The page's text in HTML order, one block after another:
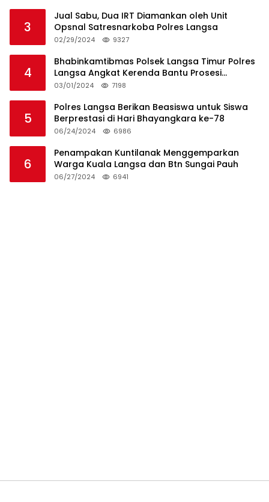
3
Jual Sabu, Dua IRT Diamankan oleh Unit
Opsnal Satresnarkoba Polres Langsa
02/29/2024 9327
4
Bhabinkamtibmas Polsek Langsa Timur Polres
Langsa Angkat Kerenda Bantu Prosesi
Pemakaman Warga
03/01/2024 7198
5
Polres Langsa Berikan Beasiswa untuk Siswa
Berprestasi di Hari Bhayangkara ke-78
06/24/2024 6986
6
Penampakan Kuntilanak Menggemparkan
Warga Kuala Langsa dan Btn Sungai Pauh
06/27/2024 6941